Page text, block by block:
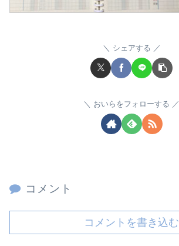
シェアする
おいらをフォローする
コメント
コメントを書き込む